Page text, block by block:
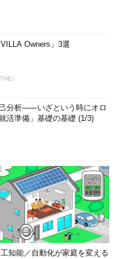
Owners」3選
分析――いざという時にオロ
活準備」基礎の基礎 (1/3)
工知能／自動化が家庭を変える